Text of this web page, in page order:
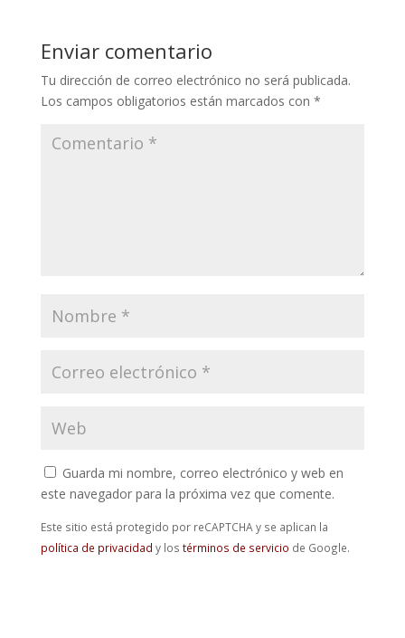
Enviar comentario
Tu dirección de correo electrónico no será publicada.
Los campos obligatorios están marcados con *
Guarda mi nombre, correo electrónico y web en
este navegador para la próxima vez que comente.
Este sitio está protegido por reCAPTCHA y se aplican la
política de privacidad y los términos de servicio de Google.